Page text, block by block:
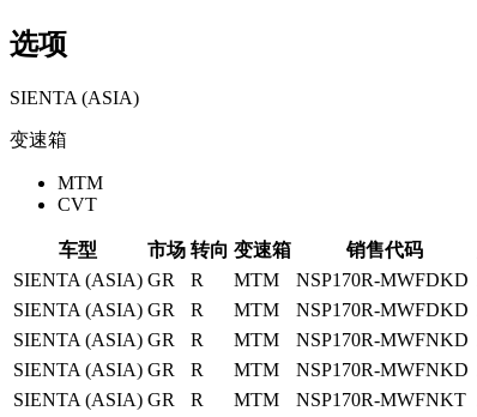
选项
SIENTA (ASIA)
变速箱
MTM
CVT
车型 市场 转向 变速箱 销售代码
SIENTA (ASIA) GR R MTM NSP170R-MWFDKD
SIENTA (ASIA) GR R MTM NSP170R-MWFDKD
SIENTA (ASIA) GR R MTM NSP170R-MWFNKD
SIENTA (ASIA) GR R MTM NSP170R-MWFNKD
SIENTA (ASIA) GR R MTM NSP170R-MWFNKT